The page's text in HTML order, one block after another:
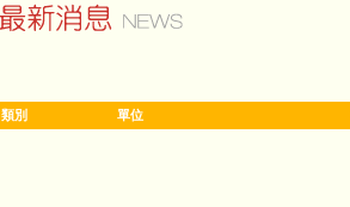
類別 單位